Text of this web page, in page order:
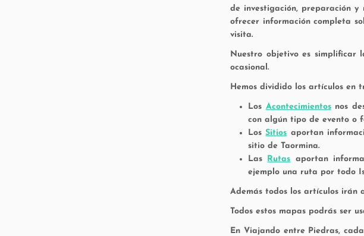
de investigación, preparación y
ofrecer información completa
visita.
Nuestro objetivo es simplificar
ocasional.
Hemos dividido los artículos en
Los Acontecimientosnos
con algún tipo de evento o
LosSitios aportan
sitio de Taormina.
Las Rutas aportan
ejemplo una ruta por todo
Además todos los artículos irán
Todos estos mapas podrás ser
En Viajando entre Piedras,